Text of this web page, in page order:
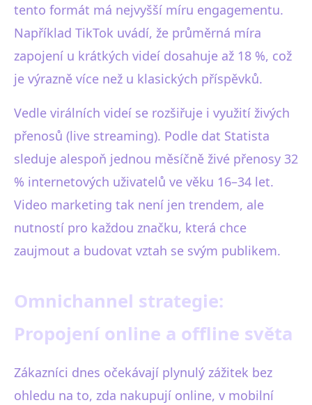
tento formát má nejvyšší míru engagementu.
Například TikTok uvádí, že průměrná míra
zapojení u krátkých videí dosahuje až 18 %, což
je výrazně více než u klasických příspěvků.
Vedle virálních videí se rozšiřuje i využití živých
přenosů (live streaming). Podle dat Statista
sleduje alespoň jednou měsíčně živé přenosy 32
% internetových uživatelů ve věku 16–34 let.
Video marketing tak není jen trendem, ale
nutností pro každou značku, která chce
zaujmout a budovat vztah se svým publikem.
Omnichannel strategie:
Propojení online a offline světa
Zákazníci dnes očekávají plynulý zážitek bez
ohledu na to, zda nakupují online, v mobilní